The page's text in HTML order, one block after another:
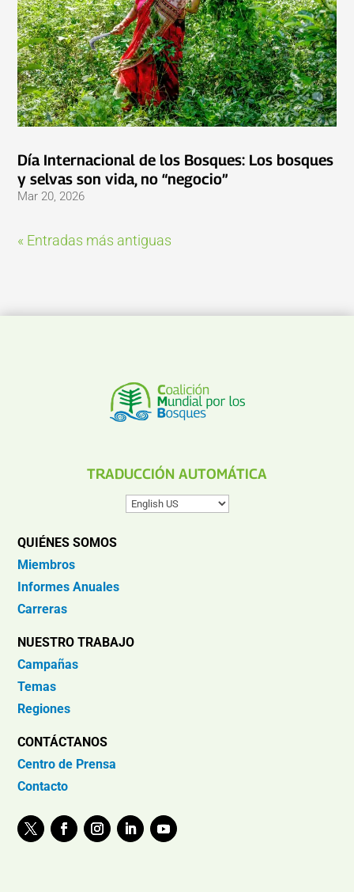
Día Internacional de los Bosques: Los bosques
y selvas son vida, no “negocio”
Mar 20, 2026
« Entradas más antiguas
TRADUCCIÓN AUTOMÁTICA
QUIÉNES SOMOS
Miembros
Informes Anuales
Carreras
NUESTRO TRABAJO
Campañas
Temas
Regiones
CONTÁCTANOS
Centro de Prensa
Contacto